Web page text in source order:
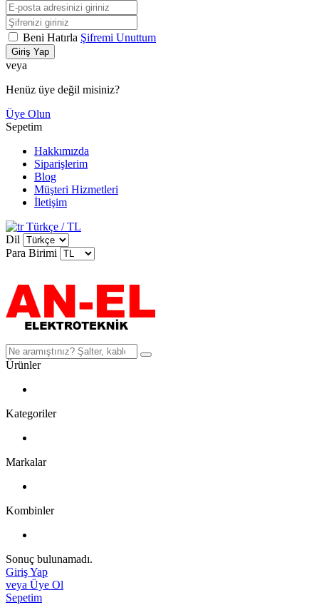
Beni Hatırla Şifremi Unuttum
Giriş Yap
veya
Henüz üye değil misiniz?
Üye Olun
Sepetim
Hakkımızda
Siparişlerim
Blog
Müşteri Hizmetleri
İletişim
Türkçe / TL
Dil
Para Birimi
Ürünler
Kategoriler
Markalar
Kombinler
Sonuç bulunamadı.
Giriş Yap
veya Üye Ol
Sepetim